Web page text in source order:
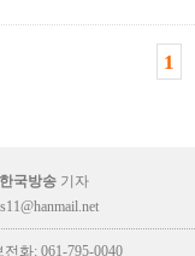
1
국방송 기자
전화: 061-795-0040